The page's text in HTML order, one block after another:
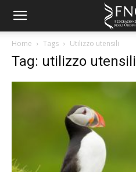
Home Tags Utilizzo utensili
Tag: utilizzo utensili